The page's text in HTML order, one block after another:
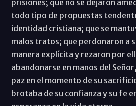
prisiones; que no se dejaron
todo tipo de propuestas
identidad cristiana; que se
malos tratos; que perdonaron a
manera explícita y rezaron por
abandonarse en manos del
paz en el momento de su
brotaba de su confianza y su fe